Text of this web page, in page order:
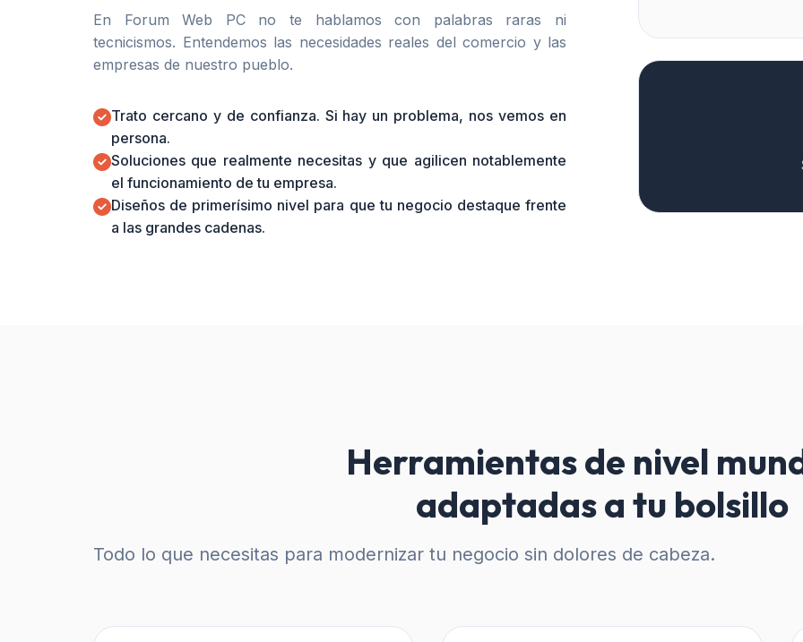
En Forum Web PC no te hablamos con palabras raras ni
tecnicismos. Entendemos las necesidades reales del comercio y las
empresas de nuestro pueblo.
Trato cercano y de confianza. Si hay un problema, nos vemos en
persona.
Soluciones que realmente necesitas y que agilicen notablemente
el funcionamiento de tu empresa.
Diseños de primerísimo nivel para que tu negocio destaque frente
a las grandes cadenas.
Herramientas de nivel
adaptadas a tu bolsillo
Todo lo que necesitas para modernizar tu negocio sin dolores de cabeza.